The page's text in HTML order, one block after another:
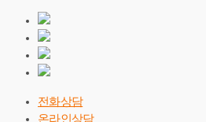
전화상담
온라인상담